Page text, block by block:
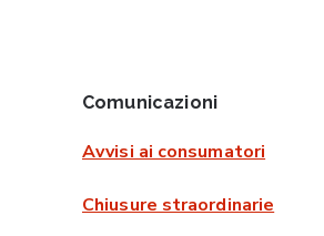
Comunicazioni
Avvisi ai consumatori
Chiusure straordinarie